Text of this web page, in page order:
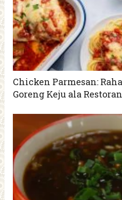
Chicken Parmesan:
Goreng Keju ala